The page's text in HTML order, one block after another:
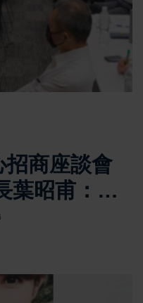
招商座談會
葉昭甫：歡